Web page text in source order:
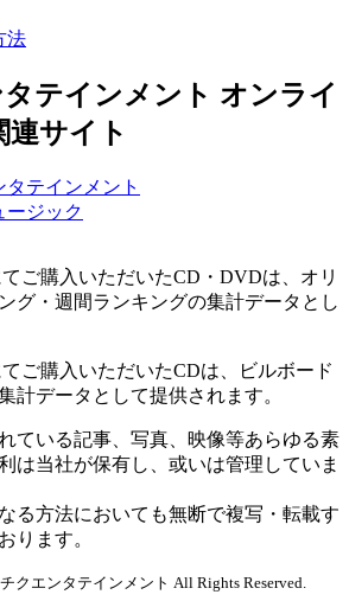
法
テインメント オンライ
連サイト
ご購入いただいたCD・DVDは、オリ
グ・週間ランキングの集計データとし
ご購入いただいたCDは、ビルボード
計データとして提供されます。
ている記事、写真、映像等あらゆる素
は当社が保有し、或いは管理していま
る方法においても無断で複写・転載す
ります。
クエンタテインメント All Rights Reserved.